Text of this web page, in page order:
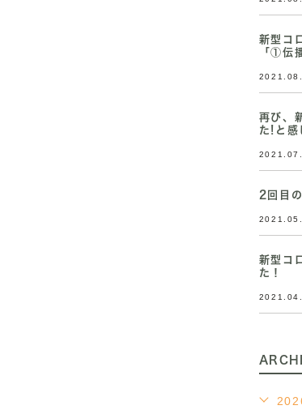
新型コ
「①伝
再び、
た!と感
2回目
新型コ
た！